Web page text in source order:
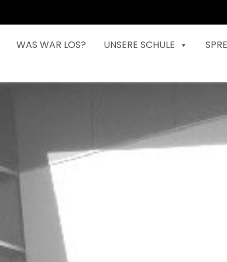
WAS WAR LOS? UNSERE SCHULE